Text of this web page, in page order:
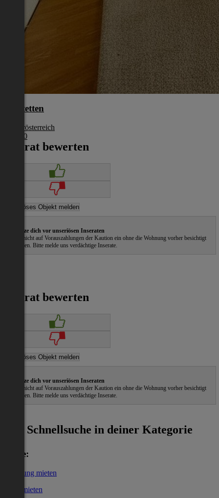
Amstetten
Niederösterreich
€ 1.040
Inserat bewerten
Schütze dich vor unseriösen Inseraten
Gehe nicht auf Vorauszahlungen der Kaution ein ohne die Wohnung vorher besichtigt
zu haben. Bitte melde uns verdächtige Inserate.
Inserat bewerten
Schütze dich vor unseriösen Inseraten
Gehe nicht auf Vorauszahlungen der Kaution ein ohne die Wohnung vorher besichtigt
zu haben. Bitte melde uns verdächtige Inserate.
Schnellsuche in deiner Kategorie
Miete:
Wohnung mieten
Haus mieten